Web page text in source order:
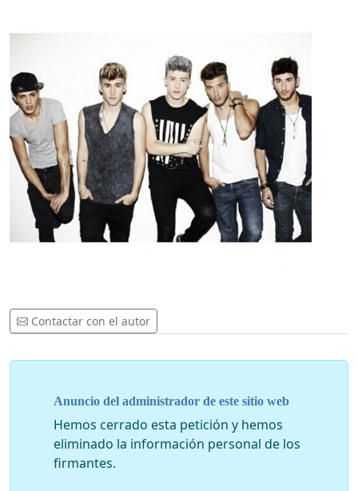
Contactar con el autor
Anuncio del administrador de este sitio web
Hemos cerrado esta petición y hemos
eliminado la información personal de los
firmantes.